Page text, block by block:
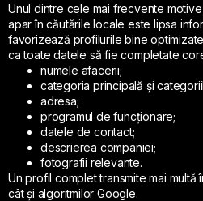
Unul dintre cele mai frecvente
apar în căutările locale este lipsa
favorizează profilurile bine
ca toate datele să fie completate
numele afacerii;
categoria principală și
adresa;
programul de funcționare;
datele de contact;
descrierea companiei;
fotografii relevante.
Un profil complet transmite mai multă
cât și algoritmilor Google.